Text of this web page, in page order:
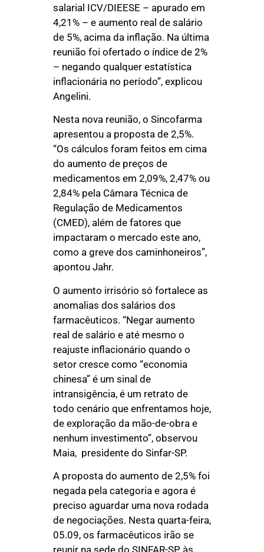
salarial ICV/DIEESE – apurado em
4,21% – e aumento real de salário
de 5%, acima da inflação. Na última
reunião foi ofertado o índice de 2%
– negando qualquer estatística
inflacionária no período”, explicou
Angelini.
Nesta nova reunião, o Sincofarma
apresentou a proposta de 2,5%.
“Os cálculos foram feitos em cima
do aumento de preços de
medicamentos em 2,09%, 2,47% ou
2,84% pela Câmara Técnica de
Regulação de Medicamentos
(CMED), além de fatores que
impactaram o mercado este ano,
como a greve dos caminhoneiros”,
apontou Jahr.
O aumento irrisório só fortalece as
anomalias dos salários dos
farmacêuticos. “Negar aumento
real de salário e até mesmo o
reajuste inflacionário quando o
setor cresce como “economia
chinesa” é um sinal de
intransigência, é um retrato de
todo cenário que enfrentamos hoje,
de exploração da mão-de-obra e
nenhum investimento”, observou
Maia, presidente do Sinfar-SP.
A proposta do aumento de 2,5% foi
negada pela categoria e agora é
preciso aguardar uma nova rodada
de negociações. Nesta quarta-feira,
05.09, os farmacêuticos irão se